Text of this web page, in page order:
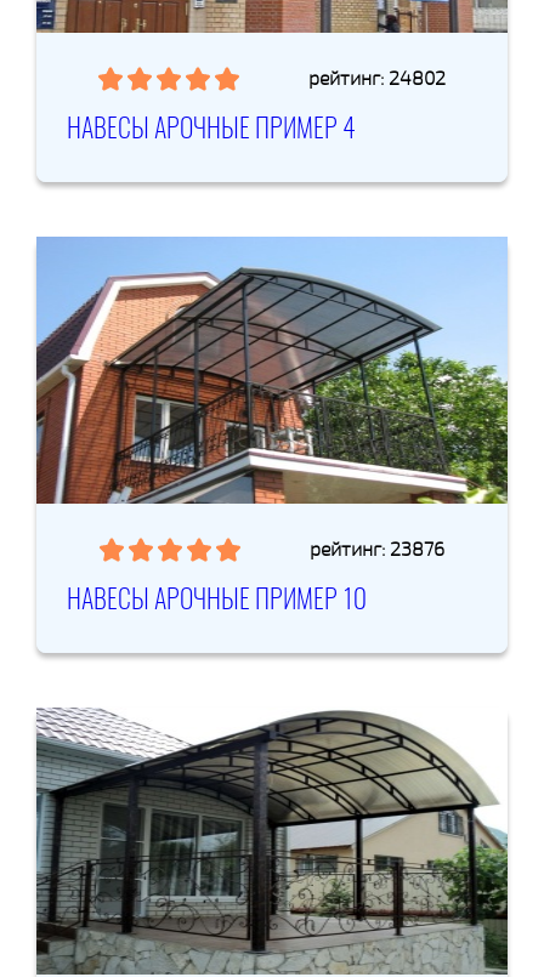
рейтинг: 24802
НАВЕСЫ АРОЧНЫЕ ПРИМЕР 4
рейтинг: 23876
НАВЕСЫ АРОЧНЫЕ ПРИМЕР 10